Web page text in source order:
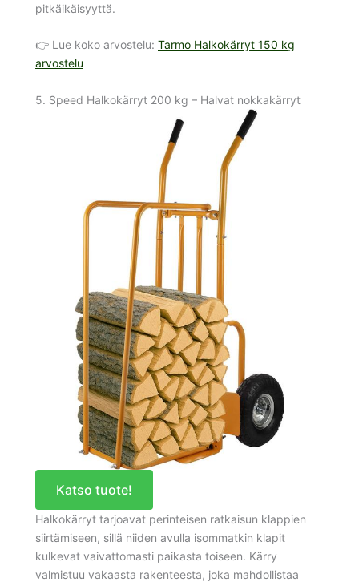
pitkäikäisyyttä.
👉 Lue koko arvostelu: Tarmo Halkokärryt 150 kg
arvostelu
5. Speed Halkokärryt 200 kg – Halvat nokkakärryt
Katso tuote!
Halkokärryt tarjoavat perinteisen ratkaisun klappien
siirtämiseen, sillä niiden avulla isommatkin klapit
kulkevat vaivattomasti paikasta toiseen. Kärry
valmistuu vakaasta rakenteesta, joka mahdollistaa